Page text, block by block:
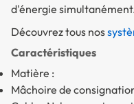
d'énergie
Découvrez tous nos
Caractéristiques
Matière :
Mâchoire de